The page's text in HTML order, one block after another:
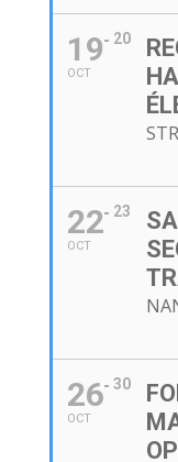
19
OCT
20
22
OCT
23
26
OCT
30